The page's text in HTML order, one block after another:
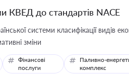
КВЕД до стандартів NACE
системи класифікації видів
зміни
Фінансові
послуги
Паливно-
комплекс